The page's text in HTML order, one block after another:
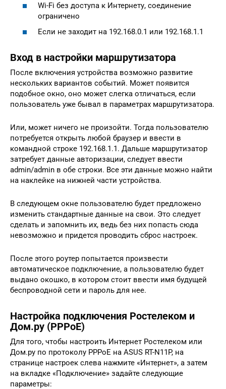
Wi-Fi без доступа к Интернету, соединение
ограничено
Если не заходит на 192.168.0.1 или 192.168.1.1
Вход в настройки маршрутизатора
После включения устройства возможно развитие
нескольких вариантов событий. Может появится
подобное окно, оно может слегка отличаться, если
пользователь уже бывал в параметрах маршрутизатора.
Или, может ничего не произойти. Тогда пользователю
потребуется открыть любой браузер и ввести в
командной строке 192.168.1.1. Дальше маршрутизатор
затребует данные авторизации, следует ввести
admin/admin в обе строки. Все эти данные можно найти
на наклейке на нижней части устройства.
В следующем окне пользователю будет предложено
изменить стандартные данные на свои. Это следует
сделать и запомнить их, ведь без них попасть сюда
невозможно и придется проводить сброс настроек.
После этого роутер попытается произвести
автоматическое подключение, а пользователю будет
выдано окошко, в котором стоит ввести имя будущей
беспроводной сети и пароль для нее.
Настройка подключения Ростелеком и
Дом.ру (PPPoE)
Для того, чтобы настроить Интернет Ростелеком или
Дом.ру по протоколу PPPoE на ASUS RT-N11P, на
странице настроек слева нажмите «Интернет», а затем
на вкладке «Подключение» задайте следующие
параметры: